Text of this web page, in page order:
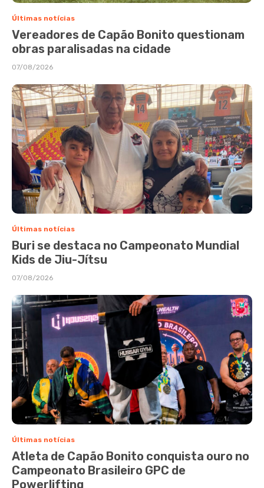
Últimas notícias
Vereadores de Capão Bonito questionam
obras paralisadas na cidade
07/08/2026
Últimas notícias
Buri se destaca no Campeonato Mundial
Kids de Jiu-Jítsu
07/08/2026
Últimas notícias
Atleta de Capão Bonito conquista ouro no
Campeonato Brasileiro GPC de
Powerlifting